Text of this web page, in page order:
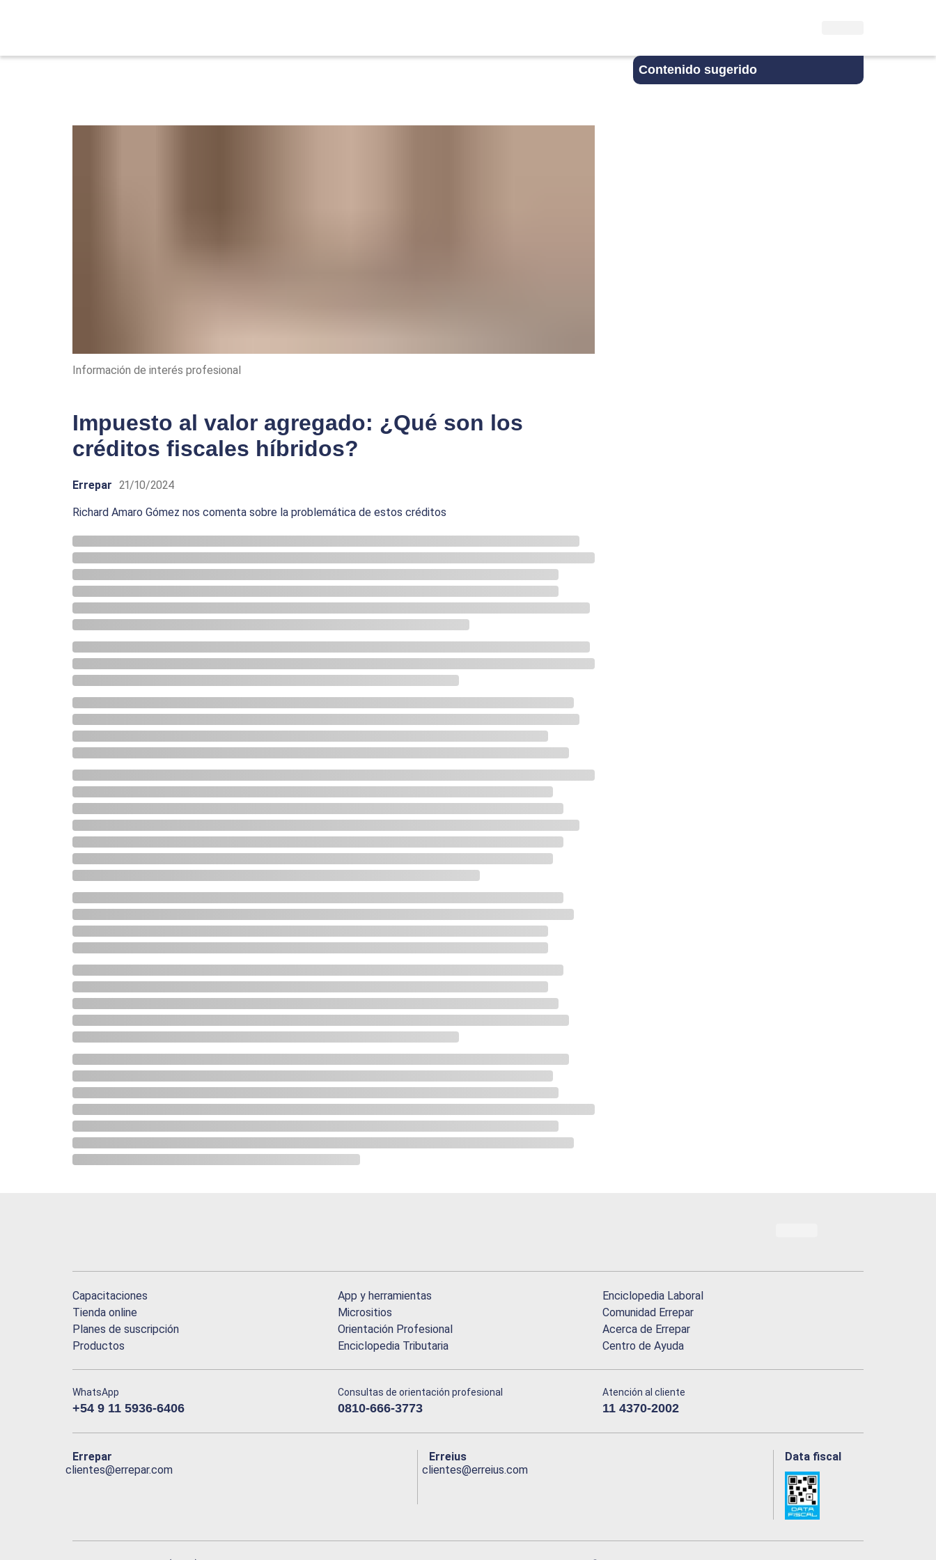
Contenido sugerido
Información de interés profesional
Impuesto al valor agregado: ¿Qué son los
créditos fiscales híbridos?
Errepar 21/10/2024
Richard Amaro Gómez nos comenta sobre la problemática de estos créditos
Capacitaciones
Tienda online
Planes de suscripción
Productos
App y herramientas
Micrositios
Orientación Profesional
Enciclopedia Tributaria
Enciclopedia Laboral
Comunidad Errepar
Acerca de Errepar
Centro de Ayuda
WhatsApp
+54 9 11 5936-6406
Consultas de orientación profesional
0810-666-3773
Atención al cliente
11 4370-2002
Errepar
clientes@errepar.com
Erreius
clientes@erreius.com
Data fiscal